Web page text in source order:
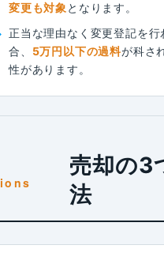
変更も対象 となります。
正当な理由なく変更登記を行
合、 5万円以下の過料が科さ
性があります。
売却の3
法